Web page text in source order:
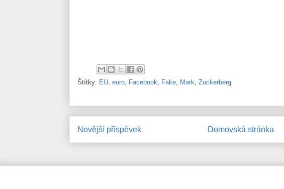
Štítky: EU, euro, Facebook, Fake, Mark, Zuckerberg
Novější příspěvek Domovská stránka